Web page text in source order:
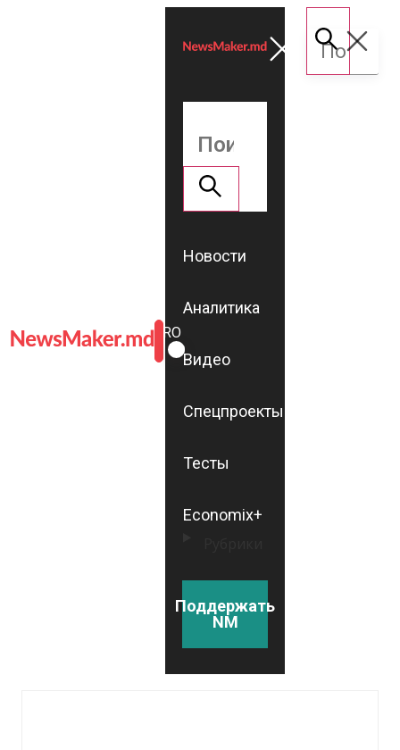
ROMÂNĂ
RU
Новости
Аналитика
Видео
Спецпроекты
Тесты
Economix+
Поддержать
NM